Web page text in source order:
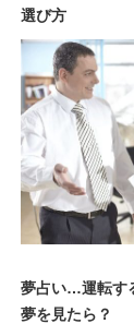
選び方
夢占い…運転す
夢を見たら？